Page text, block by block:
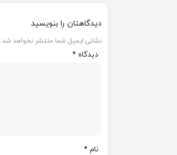
دیدگاهتان را بنویسید
نشانی ایمیل شما منتشر نخواهد شد.
دیدگاه *
نام *